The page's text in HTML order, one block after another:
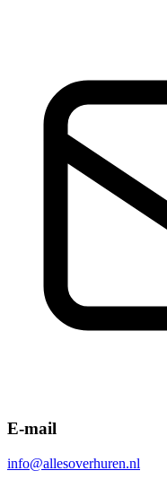
E-mail
info@allesoverhuren.nl